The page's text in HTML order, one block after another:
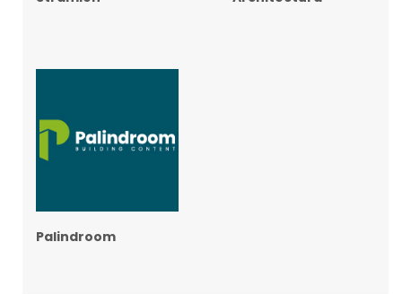
Palindroom